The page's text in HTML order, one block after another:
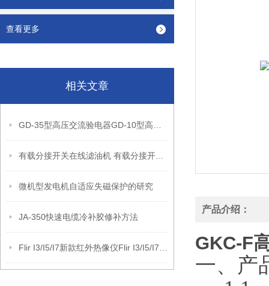
查看更多
相关文章
微机型发电机自适应失磁保护的研究
JA-350快速电缆冷补胶修补方法
产品介绍：
GKC-F
一、产